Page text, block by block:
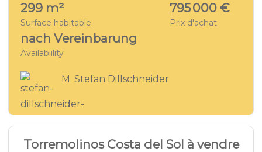
299 m²
Surface habitable
795 000 €
Prix d'achat
nach Vereinbarung
Availablility
M. Stefan Dillschneider
14 REZ-DE-CHAUSSÉE - TM 3125
Torremolinos Costa del Sol à vendre